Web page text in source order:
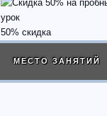
50% скидка
МЕСТО ЗАНЯТИЙ